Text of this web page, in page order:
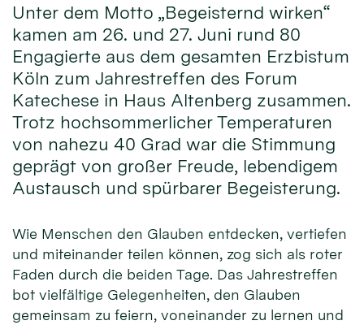
Unter dem Motto „Begeisternd wirken“
kamen am 26. und 27. Juni rund 80
Engagierte aus dem gesamten Erzbistum
Köln zum Jahrestreffen des Forum
Katechese in Haus Altenberg zusammen.
Trotz hochsommerlicher Temperaturen
von nahezu 40 Grad war die Stimmung
geprägt von großer Freude, lebendigem
Austausch und spürbarer Begeisterung.
Wie Menschen den Glauben entdecken, vertiefen
und miteinander teilen können, zog sich als roter
Faden durch die beiden Tage. Das Jahrestreffen
bot vielfältige Gelegenheiten, den Glauben
gemeinsam zu feiern, voneinander zu lernen und